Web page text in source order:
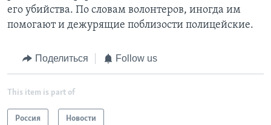
его убийства. По словам волонтеров, иногда им
помогают и дежурящие поблизости полицейские.
Поделиться Follow us
This item is part of
Россия Новости